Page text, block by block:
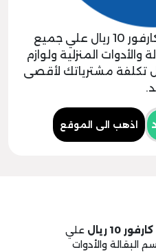
قم بتفعيل كود خصم كارفور 10 ريال علي جميع
المنزلية ولوازم
تكلفة مشترياتك لأقصى
اذهب الى الموقع
10 ريال
علي
والأدوات